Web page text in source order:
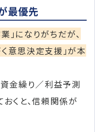
最優先
」になりがちだが、
意思決定支援」が本
資金繰り／利益予測
おくと、信頼関係が